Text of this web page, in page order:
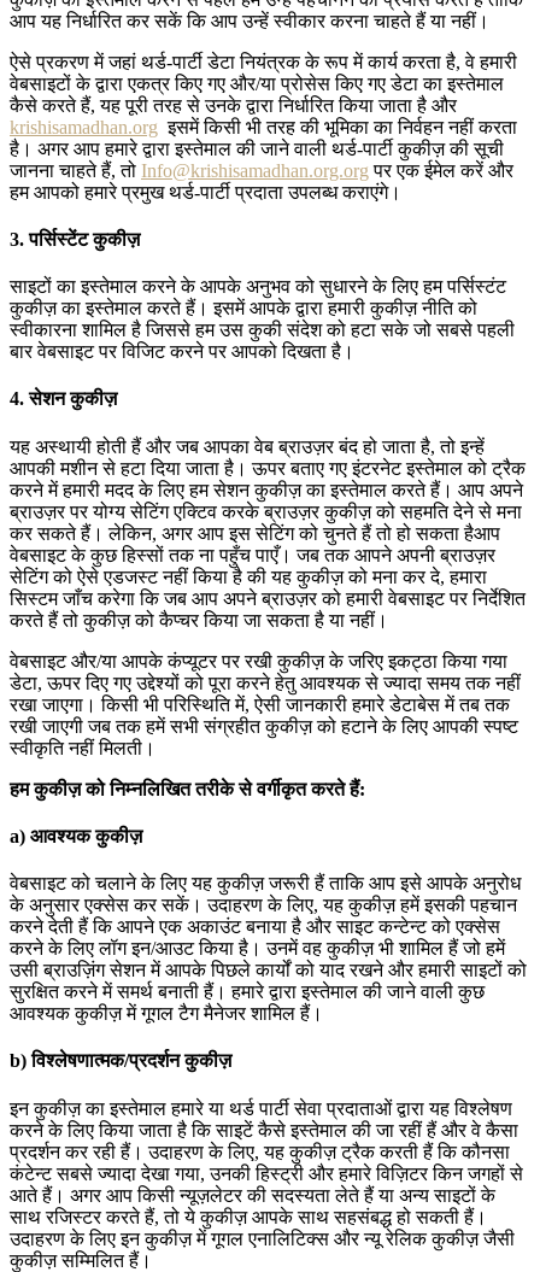
आप यह निर्धारित कर सकें कि आप उन्हें स्वीकार करना चाहते हैं या नहीं।
ऐसे प्रकरण में जहां थर्ड-पार्टी डेटा नियंत्रक के रूप में कार्य करता है, वे हमारी
वेबसाइटों के द्वारा एकत्र किए गए और/या प्रोसेस किए गए डेटा का इस्तेमाल
कैसे करते हैं, यह पूरी तरह से उनके द्वारा निर्धारित किया जाता है और
krishisamadhan.org इसमें किसी भी तरह की भूमिका का निर्वहन नहीं करता
है। अगर आप हमारे द्वारा इस्तेमाल की जाने वाली थर्ड-पार्टी कुकीज़ की सूची
जानना चाहते हैं, तो Info@krishisamadhan.org.org पर एक ईमेल करें और
हम आपको हमारे प्रमुख थर्ड-पार्टी प्रदाता उपलब्ध कराएंगे।
3. पर्सिस्टेंट कुकीज़
साइटों का इस्तेमाल करने के आपके अनुभव को सुधारने के लिए हम पर्सिस्टंट
कुकीज़ का इस्तेमाल करते हैं। इसमें आपके द्वारा हमारी कुकीज़ नीति को
स्वीकारना शामिल है जिससे हम उस कुकी संदेश को हटा सके जो सबसे पहली
बार वेबसाइट पर विजिट करने पर आपको दिखता है।
4. सेशन कुकीज़
यह अस्थायी होती हैं और जब आपका वेब ब्राउज़र बंद हो जाता है, तो इन्हें
आपकी मशीन से हटा दिया जाता है। ऊपर बताए गए इंटरनेट इस्तेमाल को ट्रैक
करने में हमारी मदद के लिए हम सेशन कुकीज़ का इस्तेमाल करते हैं। आप अपने
ब्राउज़र पर योग्य सेटिंग एक्टिव करके ब्राउज़र कुकीज़ को सहमति देने से मना
कर सकते हैं। लेकिन, अगर आप इस सेटिंग को चुनते हैं तो हो सकता हैआप
वेबसाइट के कुछ हिस्सों तक ना पहुँच पाएँ। जब तक आपने अपनी ब्राउज़र
सेटिंग को ऐसे एडजस्ट नहीं किया है की यह कुकीज़ को मना कर दे, हमारा
सिस्टम जाँच करेगा कि जब आप अपने ब्राउज़र को हमारी वेबसाइट पर निर्देशित
करते हैं तो कुकीज़ को कैप्चर किया जा सकता है या नहीं।
वेबसाइट और/या आपके कंप्यूटर पर रखी कुकीज़ के जरिए इकट्ठा किया गया
डेटा, ऊपर दिए गए उद्देश्यों को पूरा करने हेतु आवश्यक से ज्यादा समय तक नहीं
रखा जाएगा। किसी भी परिस्थिति में, ऐसी जानकारी हमारे डेटाबेस में तब तक
रखी जाएगी जब तक हमें सभी संग्रहीत कुकीज़ को हटाने के लिए आपकी स्पष्ट
स्वीकृति नहीं मिलती।
हम कुकीज़ को निम्नलिखित तरीके से वर्गीकृत करते हैं:
a) आवश्यक कुकीज़
वेबसाइट को चलाने के लिए यह कुकीज़ जरूरी हैं ताकि आप इसे आपके अनुरोध
के अनुसार एक्सेस कर सकें। उदाहरण के लिए, यह कुकीज़ हमें इसकी पहचान
करने देती हैं कि आपने एक अकाउंट बनाया है और साइट कन्टेन्ट को एक्सेस
करने के लिए लॉग इन/आउट किया है। उनमें वह कुकीज़ भी शामिल हैं जो हमें
उसी ब्राउज़िंग सेशन में आपके पिछले कार्यों को याद रखने और हमारी साइटों को
सुरक्षित करने में समर्थ बनाती हैं। हमारे द्वारा इस्तेमाल की जाने वाली कुछ
आवश्यक कुकीज़ में गूगल टैग मैनेजर शामिल हैं।
b)विश्लेषणात्मक/प्रदर्शन कुकीज़
इन कुकीज़ का इस्तेमाल हमारे या थर्ड पार्टी सेवा प्रदाताओं द्वारा यह विश्लेषण
करने के लिए किया जाता है कि साइटें कैसे इस्तेमाल की जा रहीं हैं और वे कैसा
प्रदर्शन कर रही हैं। उदाहरण के लिए, यह कुकीज़ ट्रैक करती हैं कि कौनसा
कंटेन्ट सबसे ज्यादा देखा गया, उनकी हिस्ट्री और हमारे विज़िटर किन जगहों से
आते हैं। अगर आप किसी न्यूज़लेटर की सदस्यता लेते हैं या अन्य साइटों के
साथ रजिस्टर करते हैं, तो ये कुकीज़ आपके साथ सहसंबद्ध हो सकती हैं।
उदाहरण के लिए इन कुकीज़ में गूगल एनालिटिक्स और न्यू रेलिक कुकीज़ जैसी
कुकीज़ सम्मिलित हैं।